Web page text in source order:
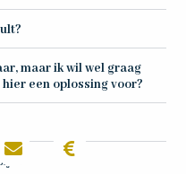
maar ik wil wel graag
een oplossing voor?